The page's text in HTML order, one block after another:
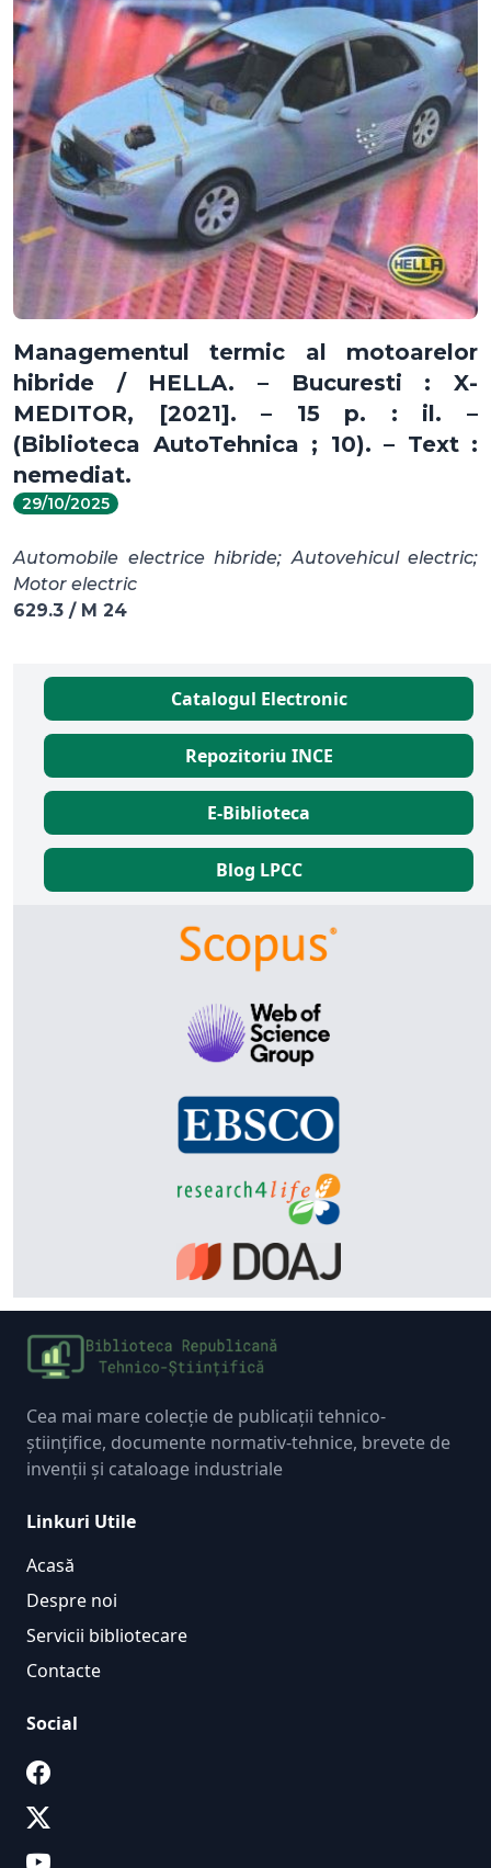
Managementul termic al motoarelor
hibride / HELLA. – Bucuresti : X-
MEDITOR, [2021]. – 15 p. : il. –
(Biblioteca AutoTehnica ; 10). – Text :
nemediat.
29/10/2025
Automobile electrice hibride; Autovehicul electric;
Motor electric
629.3 / M 24
Catalogul Electronic
Repozitoriu INCE
E-Biblioteca
Blog LPCC
Cea mai mare colecție de publicații tehnico-
științifice, documente normativ-tehnice, brevete de
invenții și cataloage industriale
Linkuri Utile
Acasă
Despre noi
Servicii bibliotecare
Contacte
Social